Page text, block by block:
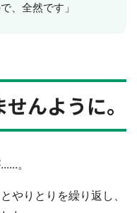
、全然です」
んように。
。
やりとりを繰り返し、